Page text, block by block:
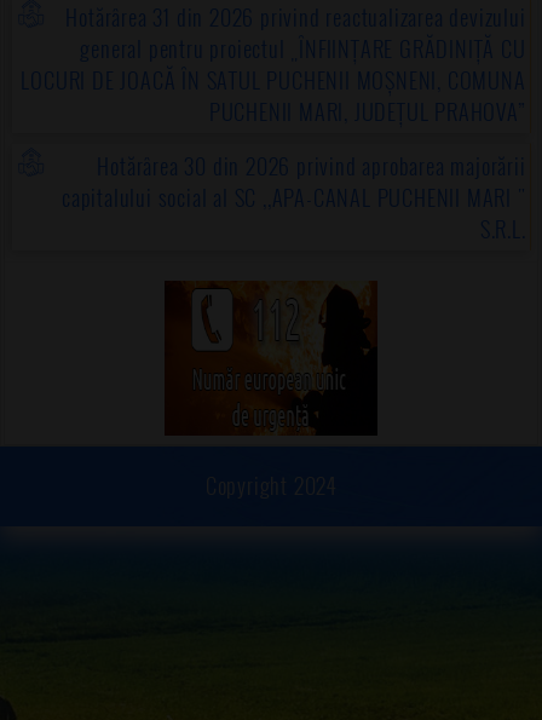
Hotărârea 31 din 2026 privind reactualizarea devizului
general pentru proiectul „ÎNFIINȚARE GRĂDINIȚĂ CU
LOCURI DE JOACĂ ÎN SATUL PUCHENII MOȘNENI, COMUNA
PUCHENII MARI, JUDEȚUL PRAHOVA”
Hotărârea 30 din 2026 privind aprobarea majorării
capitalului social al SC ,,APA-CANAL PUCHENII MARI "
S.R.L.
Copyright 2024